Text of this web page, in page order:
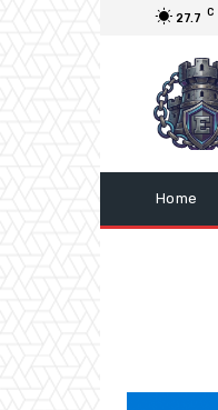
27.7 C
Home